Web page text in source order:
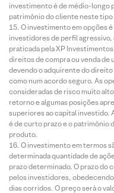
investimento é de médio-longo
patrimônio do cliente neste
O investimento em opções
investidores de perfil
praticada pela XP
direitos de compra ou venda de
devendo o adquirente do
como num acordo seguro. As
consideradas de risco muito
retorno e algumas posições
superiores ao capital investido.
é de curto prazo e o patrimônio
produto.
O investimento em termos
determinada quantidade de
prazo determinado. O prazo do
pelos investidores, obedecendo
dias corridos. O preço será o